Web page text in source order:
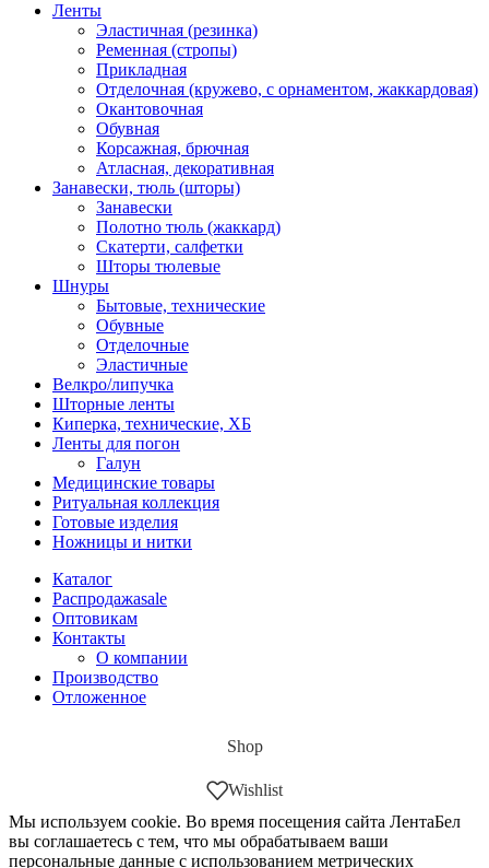
Ленты
Эластичная (резинка)
Ременная (стропы)
Прикладная
Отделочная (кружево, с орнаментом, жаккардовая)
Окантовочная
Обувная
Корсажная, брючная
Атласная, декоративная
Занавески, тюль (шторы)
Занавески
Полотно тюль (жаккард)
Скатерти, салфетки
Шторы тюлевые
Шнуры
Бытовые, технические
Обувные
Отделочные
Эластичные
Велкро/липучка
Шторные ленты
Киперка, технические, ХБ
Ленты для погон
Галун
Медицинские товары
Ритуальная коллекция
Готовые изделия
Ножницы и нитки
Каталог
Распродажаsale
Оптовикам
Контакты
О компании
Производство
Отложенное
Shop
Wishlist
Мы используем cookie. Во время посещения сайта ЛентаБел
вы соглашаетесь с тем, что мы обрабатываем ваши
персональные данные с использованием метрических